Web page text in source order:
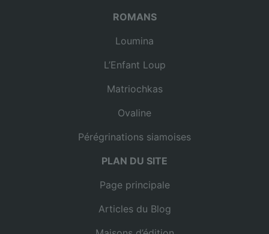
ROMANS
Loumina
L’Enfant Loup
Matriochkas
Ovaline
Pérégrinations siamoises
PLAN DU SITE
Page principale
Articles du Blog